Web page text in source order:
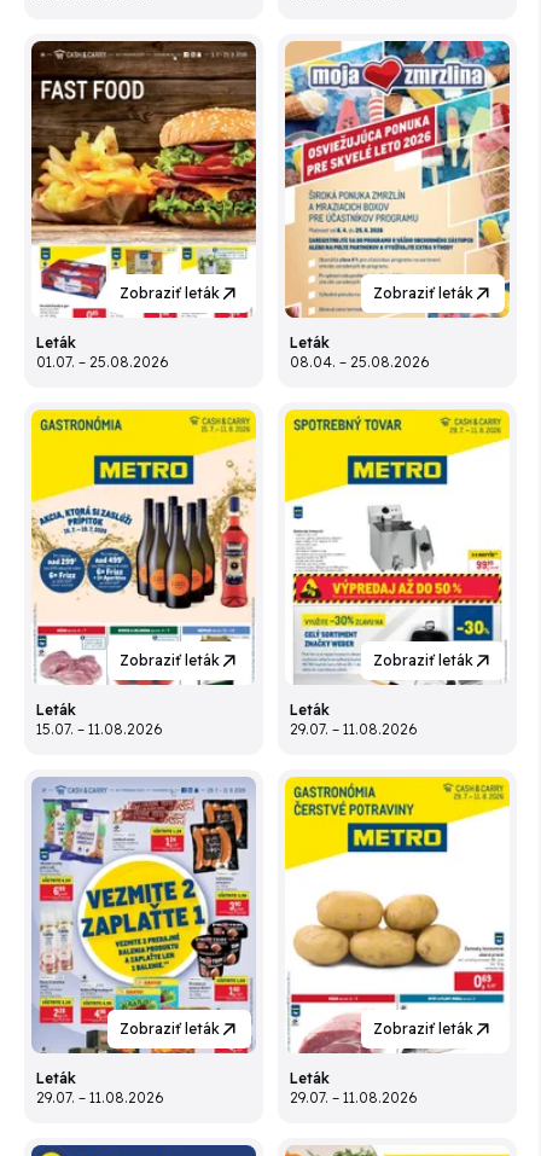
Zobraziť leták
Leták
01.07. – 25.08.2026
Zobraziť leták
Leták
08.04. – 25.08.2026
Zobraziť leták
Leták
15.07. – 11.08.2026
Zobraziť leták
Leták
29.07. – 11.08.2026
Zobraziť leták
Leták
29.07. – 11.08.2026
Zobraziť leták
Leták
29.07. – 11.08.2026